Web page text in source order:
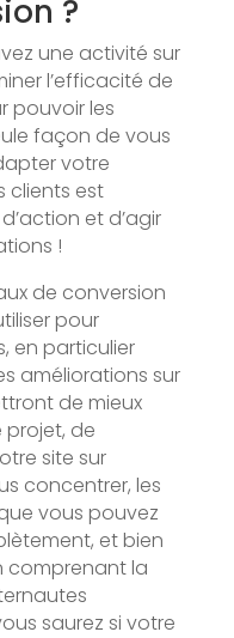
?
une activité sur
l’efficacité de
pouvoir les
façon de vous
votre
clients est
et d’agir
!
de conversion
pour
en particulier
améliorations sur
de mieux
projet, de
site sur
concentrer, les
vous pouvez
et bien
comprenant la
saurez si votre